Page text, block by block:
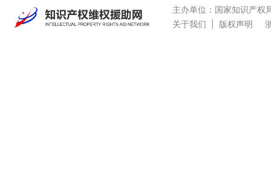
主办单位：国家知识产
关于我们
版权声明